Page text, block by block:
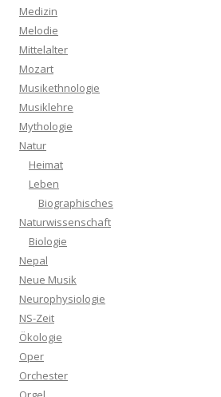
Medizin
Melodie
Mittelalter
Mozart
Musikethnologie
Musiklehre
Mythologie
Natur
Heimat
Leben
Biographisches
Naturwissenschaft
Biologie
Nepal
Neue Musik
Neurophysiologie
NS-Zeit
Ökologie
Oper
Orchester